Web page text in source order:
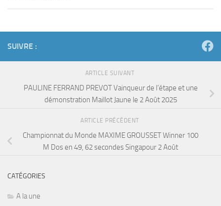
SUIVRE :
ARTICLE SUIVANT
PAULINE FERRAND PREVOT Vainqueur de l’étape et une
démonstration Maillot Jaune le 2 Août 2025
ARTICLE PRÉCÉDENT
Championnat du Monde MAXIME GROUSSET Winner 100
M Dos en 49, 62 secondes Singapour 2 Août
CATÉGORIES
A la une